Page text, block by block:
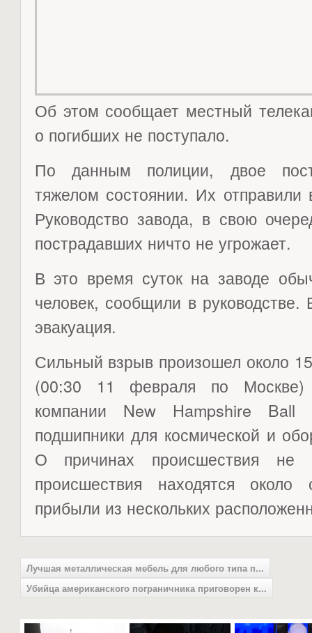
Об этом сообщает местный
о погибших не поступало.
По данным полиции, двое
тяжелом состоянии. Их отправили
Руководство завода, в свою
пострадавших ничто не угрожает.
В это время суток на заводе
человек, сообщили в
эвакуация.
Сильный взрыв произошел около
(00:30 11 февраля по Москве)
компании New Hampshire Ball
подшипники для космической и
О причинах происшествия не
происшествия находятся
прибыли из нескольких
Лучшая металлическая мебель для любого типа п...
Убийца американского пограничника приговорен к...